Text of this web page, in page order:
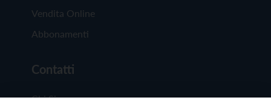
Vendita Online
Abbonamenti
Contatti
Chi Siamo